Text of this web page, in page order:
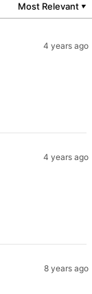
Most Relevant ▼
4 years ago
4 years ago
8 years ago